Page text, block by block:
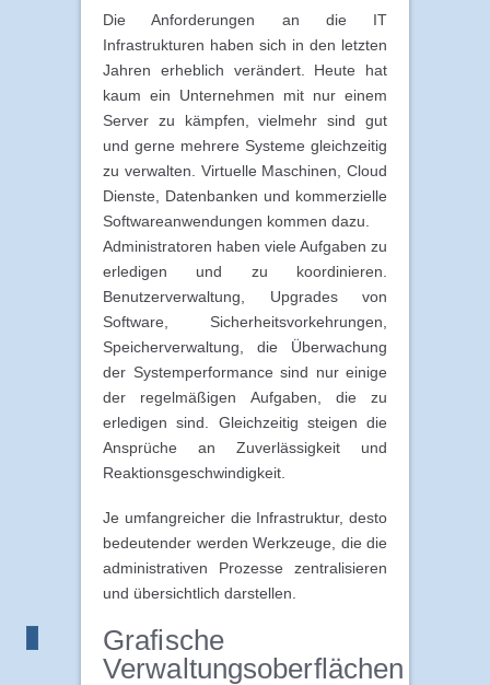
Die Anforderungen an die IT
Infrastrukturen haben sich in den letzten
Jahren erheblich verändert. Heute hat
kaum ein Unternehmen mit nur einem
Server zu kämpfen, vielmehr sind gut
und gerne mehrere Systeme gleichzeitig
zu verwalten. Virtuelle Maschinen, Cloud
Dienste, Datenbanken und kommerzielle
Softwareanwendungen kommen dazu.
Administratoren haben viele Aufgaben zu
erledigen und zu koordinieren.
Benutzerverwaltung, Upgrades von
Software, Sicherheitsvorkehrungen,
Speicherverwaltung, die Überwachung
der Systemperformance sind nur einige
der regelmäßigen Aufgaben, die zu
erledigen sind. Gleichzeitig steigen die
Ansprüche an Zuverlässigkeit und
Reaktionsgeschwindigkeit.
Je umfangreicher die Infrastruktur, desto
bedeutender werden Werkzeuge, die die
administrativen Prozesse zentralisieren
und übersichtlich darstellen.
Grafische
Verwaltungsoberflächen